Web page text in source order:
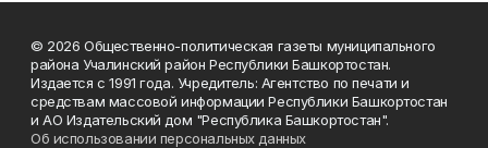
© 2026 Общественно-политическая газеты муниципального
района Учалинский район Республики Башкортостан.
Издается с 1991 года. Учредитель: Агентство по печати и
средствам массовой информации Республики Башкортостан
и АО Издательский дом "Республика Башкортостан".
Об использовании персональных данных